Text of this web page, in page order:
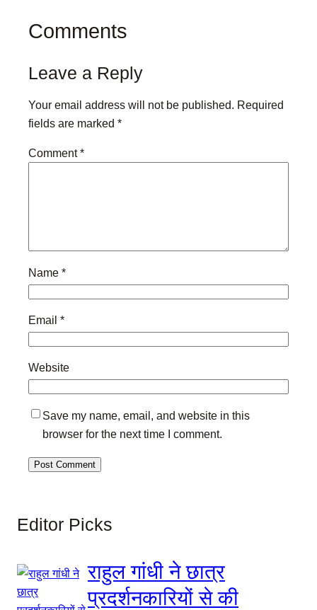
Comments
Leave a Reply
Your email address will not be published. Required
fields are marked *
Comment*
Name *
Email *
Website
Save my name, email, and website in this
browser for the next time I comment.
Editor Picks
राहुल गांधी ने छात्र
प्रदर्शनकारियों से की